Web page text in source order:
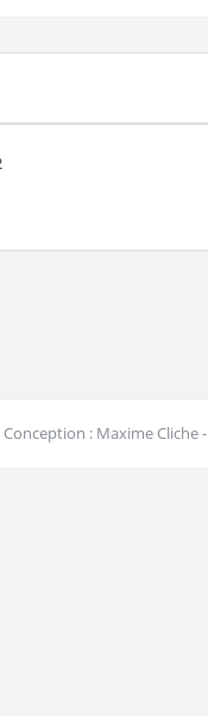
Conception : Maxime Cliche -